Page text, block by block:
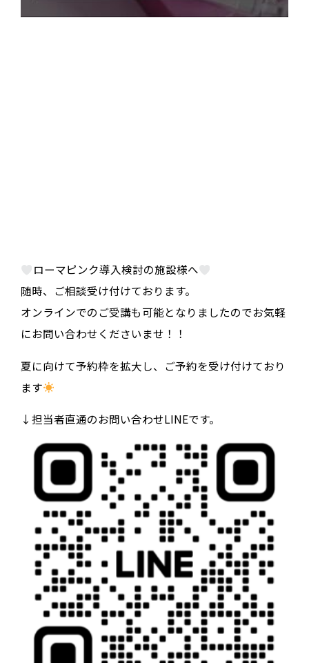
ローマピンク導入検討の施設様へ
随時、ご相談受け付けております。
オンラインでのご受講も可能となりましたのでお気軽
にお問い合わせくださいませ！！
夏に向けて予約枠を拡大し、ご予約を受け付けており
ます
↓担当者直通のお問い合わせLINEです。